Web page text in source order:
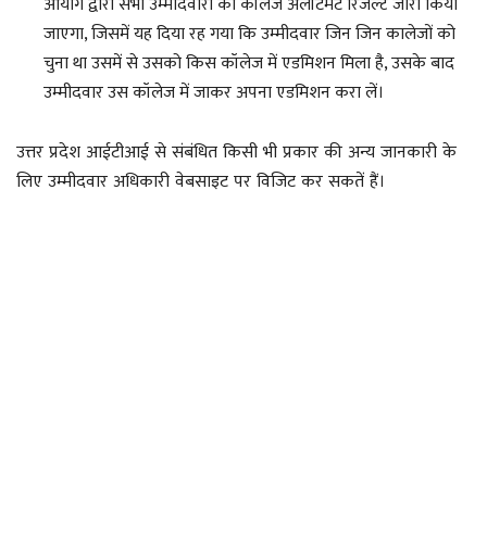
जाएगा, जिसमें यह दिया रह गया कि उम्मीदवार जिन जिन कालेजों को
चुना था उसमें से उसको किस कॉलेज में एडमिशन मिला है, उसके बाद
उम्मीदवार उस कॉलेज में जाकर अपना एडमिशन करा लें।
उत्तर प्रदेश आईटीआई से संबंधित किसी भी प्रकार की अन्य जानकारी के
लिए उम्मीदवार अधिकारी वेबसाइट पर विजिट कर सकतें हैं।